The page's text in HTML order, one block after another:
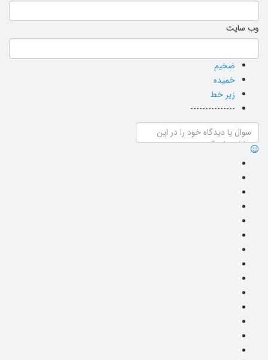
وب سایت
ضخیم
خمیده
زیر خط
---------------